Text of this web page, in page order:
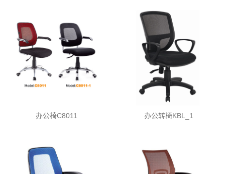
办公椅C8011 办公转椅KBL_1